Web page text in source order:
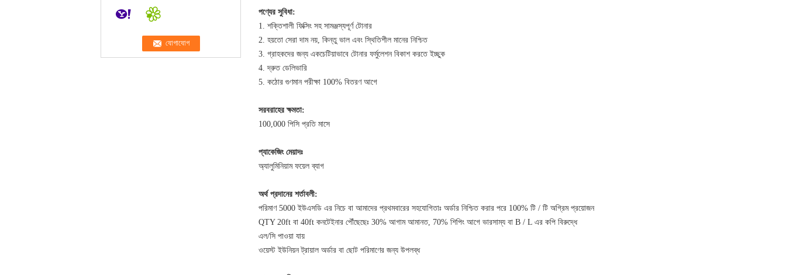
পণ্যের সুবিধা:
1. শক্তিশালী ফিক্সিং সহ সামঞ্জস্যপূর্ণ টোনার
2. হয়তো সেরা দাম নয়, কিন্তু ভাল এবং স্থিতিশীল মানের নিশ্চিত
3. গ্রাহকদের জন্য একচেটিয়াভাবে টোনার ফর্মুলেশন বিকাশ করতে ইচ্ছুক
4. দ্রুত ডেলিভারি
5. কঠোর গুণমান পরীক্ষা 100% বিতরণ আগে
সরবরাহের ক্ষমতা:
100,000 পিসি প্রতি মাসে
প্যাকেজিং মেয়াদঃ
অ্যালুমিনিয়াম ফয়েল ব্যাগ
অর্থ প্রদানের শর্তাবলী:
পরিমাণ 5000 ইউএসডি এর নিচে বা আমাদের প্রথমবারের সহযোগিতাঃ অর্ডার নিশ্চিত করার পরে 100% টি / টি অগ্রিম প্রয়োজন
QTY 20ft বা 40ft কনটেইনার পৌঁছেছেঃ 30% আগাম আমানত, 70% শিপিং আগে ভারসাম্য বা B / L এর কপি বিরুদ্ধে
এল/সি পাওয়া যায়
ওয়েস্ট ইউনিয়ন ট্রায়াল অর্ডার বা ছোট পরিমাণের জন্য উপলব্ধ